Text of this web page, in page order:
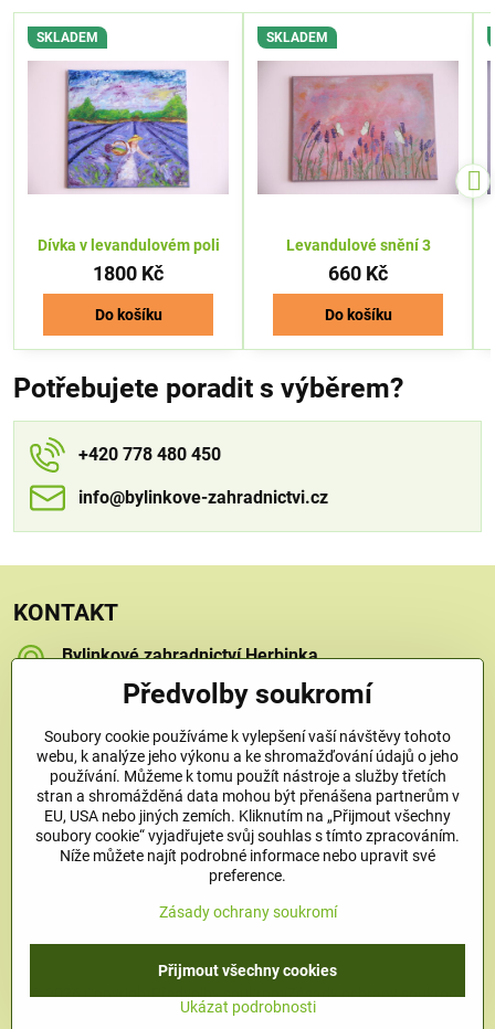
SKLADEM
Dívka v levandulovém poli
1800 Kč
Do košíku
SKLADEM
Levandulové snění 3
660 Kč
Do košíku
Potřebujete poradit s výběrem?
+420 778 480 450
info​​@bylinkove-zahradnictvi​​.cz
KONTAKT
Bylinkové zahradnictví Herbinka
Na Křečku 346
+420 778 480 450
info​@bylinkove-zahradnictvi​.cz
Co u nás najdete
Užitečné odkazy
©2026CopyrightPředvolby soukromíZásady ochrany soukromí
Vytvořeno systémem:ByznysWeb.cz
Předvolby soukromí
Soubory cookie používáme k vylepšení vaší návštěvy tohoto
webu, k analýze jeho výkonu a ke shromažďování údajů o jeho
používání. Můžeme k tomu použít nástroje a služby třetích
stran a shromážděná data mohou být přenášena partnerům v
EU, USA nebo jiných zemích. Kliknutím na „Přijmout všechny
soubory cookie“ vyjadřujete svůj souhlas s tímto zpracováním.
Níže můžete najít podrobné informace nebo upravit své
preference.
Zásady ochrany soukromí
Ukázat podrobnosti
Přijmout všechny cookies